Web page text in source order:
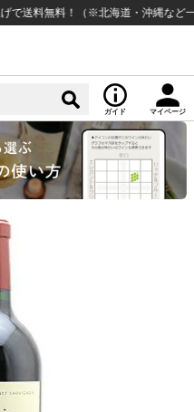
無料！（※北海道・沖縄など一部例
ガイド マイページ